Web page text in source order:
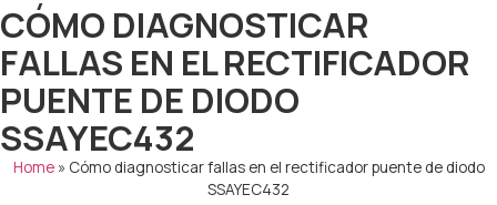
CÓMO DIAGNOSTICAR
FALLAS EN EL RECTIFICADOR
PUENTE DE DIODO
SSAYEC432
Home» Cómo diagnosticar fallas en el rectificador puente de diodo
SSAYEC432